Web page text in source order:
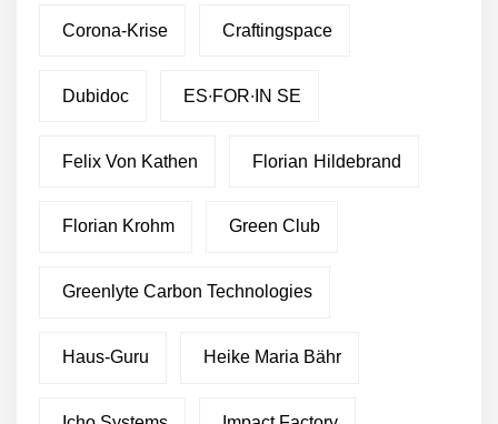
Corona-Krise Craftingspace
Dubidoc ES∙FOR∙IN SE
Felix Von Kathen Florian Hildebrand
Florian Krohm Green Club
Greenlyte Carbon Technologies
Haus-Guru Heike Maria Bähr